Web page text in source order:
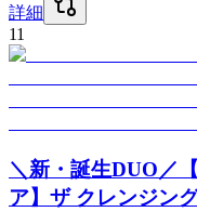
詳細
11
＼新・誕生DUO／
ア】ザ クレンジン